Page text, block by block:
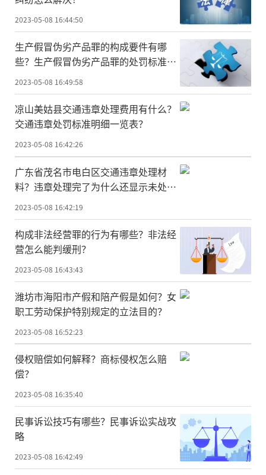
2023-05-08 16:44:50
生产假冒伪劣产品罪的构成要件有哪
些？生产假冒伪劣产品罪的处罚标准是
什么？
2023-05-08 16:49:58
凉山美姑县交通违章处理费用有什么？
交通违章处罚标准明细一览表？
2023-05-08 16:42:26
广东省茂名市电白区交通违章处理材
料？违章处理完了为什么还显示未处
2023-05-08 16:42:19
构成非法经营罪的行为有哪些？非法经
营怎么能判缓刑？
2023-05-08 16:43:43
潍坊市海阳市产假和陪产假是如何？女
职工劳动保护特别规定的立法目的？
2023-05-08 16:52:23
侵权赔偿如何解释？商标侵权怎么赔
偿？
2023-05-08 16:35:40
民事诉讼技巧有哪些？民事诉讼实战攻
略
2023-05-08 16:42:49